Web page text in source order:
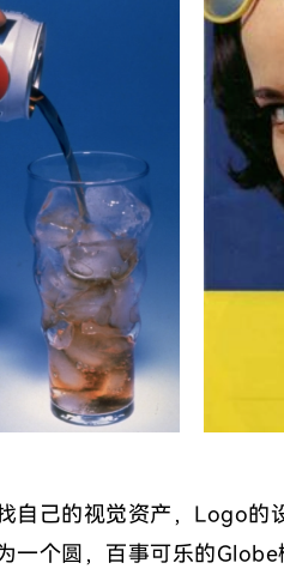
自己的视觉资产，Logo的
一个圆，百事可乐的